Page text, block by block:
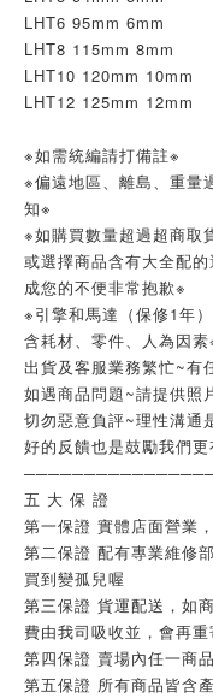
LHT6 95mm 6mm
LHT8 115mm 8mm
LHT10 120mm 10mm
LHT12 125mm 12mm
※如需統編請打備註※
※偏遠地區、離島、重量
知※
※如購買數量超過超商取
或選擇商品含有大全配
成您的不便非常抱歉※
※引擎和馬達（保修1年
含耗材、零件、人為因素
出貨及客服業務繁忙~有
如遇商品問題~請提供照
切勿惡意負評~理性溝通
好的反饋也是鼓勵我們
五 大 保 證
第一保證 實體店面營業
第二保證 配有專業維修
買到變孤兒喔
第三保證 貨運配送，如
費由我司吸收並，會再
第四保證 賣場內任一商
第五保證 所有商品皆含